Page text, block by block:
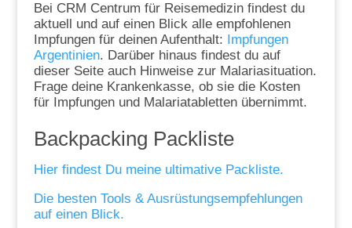
Bei CRM Centrum für Reisemedizin findest du
aktuell und auf einen Blick alle empfohlenen
Impfungen für deinen Aufenthalt: Impfungen
Argentinien. Darüber hinaus findest du auf
dieser Seite auch Hinweise zur Malariasituation.
Frage deine Krankenkasse, ob sie die Kosten
für Impfungen und Malariatabletten übernimmt.
Backpacking Packliste
Hier findest Du meine ultimative Packliste.
Die besten Tools & Ausrüstungsempfehlungen
auf einen Blick.